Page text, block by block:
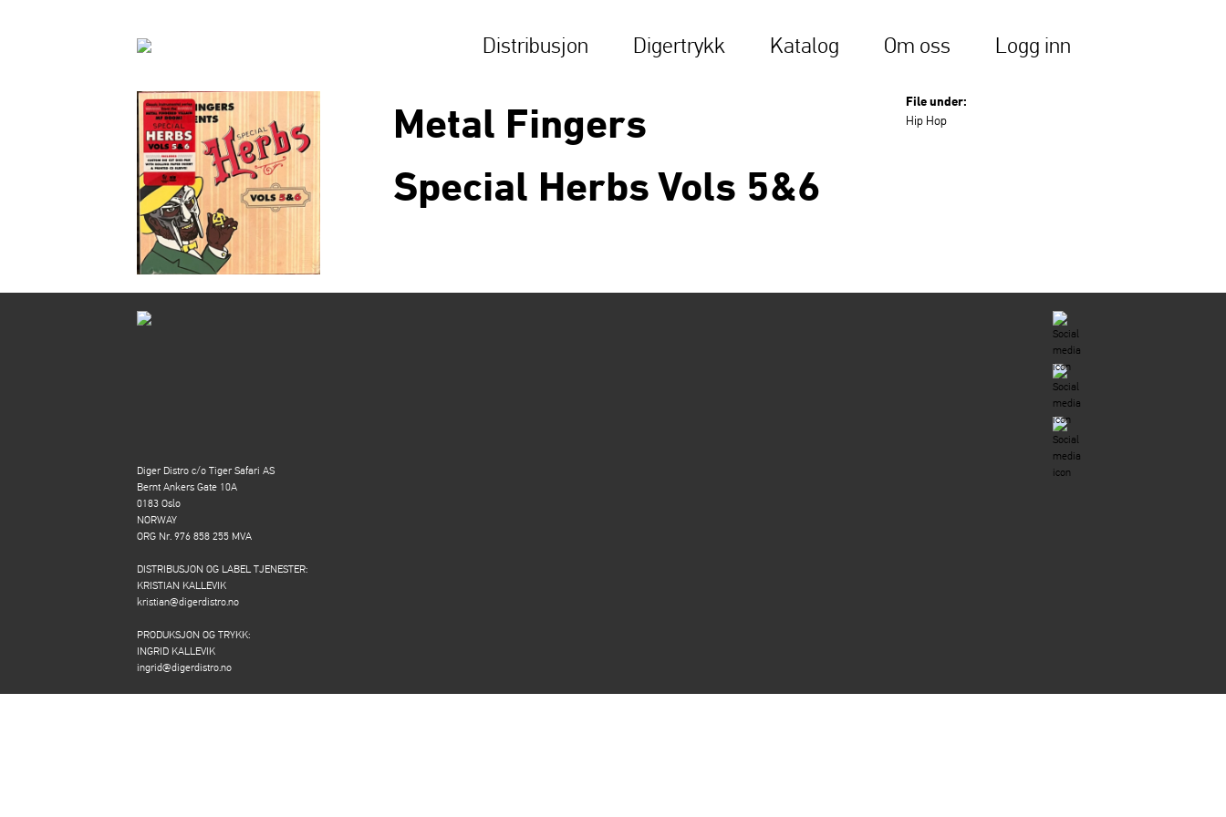
Distribusjon Digertrykk Katalog Om oss Logg inn
Metal Fingers
Special Herbs Vols 5&6
File under:
Hip Hop
Diger Distro c/o Tiger Safari AS
Bernt Ankers Gate 10A
0183 Oslo
NORWAY
ORG Nr. 976 858 255 MVA
DISTRIBUSJON OG LABEL TJENESTER:
KRISTIAN KALLEVIK
kristian@digerdistro.no
PRODUKSJON OG TRYKK:
INGRID KALLEVIK
ingrid@digerdistro.no